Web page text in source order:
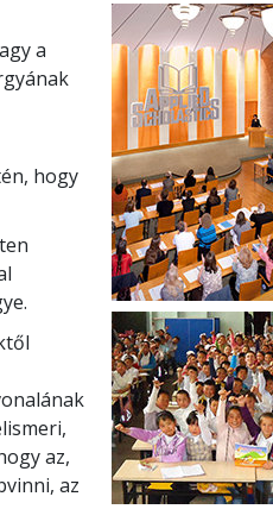
a
hogy
az,
az